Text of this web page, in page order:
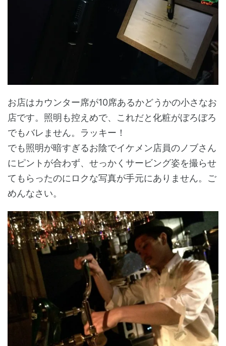
お店はカウンター席が10席あるかどうかの小さなお
店です。照明も控えめで、これだと化粧がぼろぼろ
でもバレません。ラッキー！
でも照明が暗すぎるお陰でイケメン店員のノブさん
にピントが合わず、せっかくサービング姿を撮らせ
てもらったのにロクな写真が手元にありません。ご
めんなさい。